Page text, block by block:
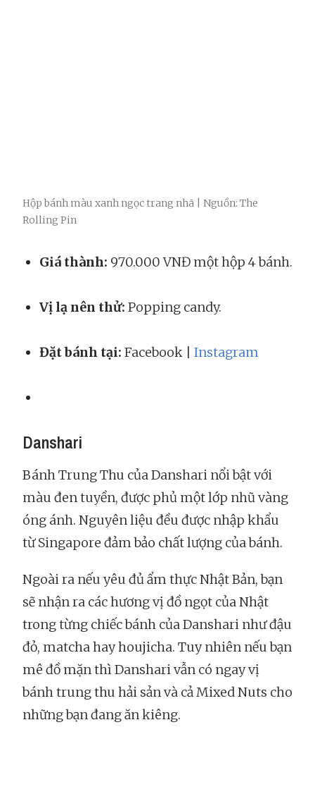
Hộp bánh màu xanh ngọc trang nhã | Nguồn: The
Rolling Pin
Giá thành: 970.000 VNĐ một hộp 4 bánh.
Vị lạ nên thử: Popping candy.
Đặt bánh tại: Facebook | Instagram
Danshari
Bánh Trung Thu của Danshari nổi bật với
màu đen tuyền, được phủ một lớp nhũ vàng
óng ánh. Nguyên liệu đều được nhập khẩu
từ Singapore đảm bảo chất lượng của bánh.
Ngoài ra nếu yêu đủ ẩm thực Nhật Bản, bạn
sẽ nhận ra các hương vị đồ ngọt của Nhật
trong từng chiếc bánh của Danshari như đậu
đỏ, matcha hay houjicha. Tuy nhiên nếu bạn
mê đồ mặn thì Danshari vẫn có ngay vị
bánh trung thu hải sản và cả Mixed Nuts cho
những bạn đang ăn kiêng.